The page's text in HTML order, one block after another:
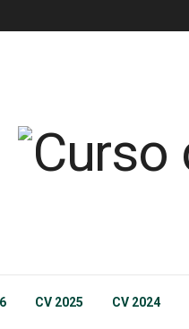
CV 2025 CV 2024